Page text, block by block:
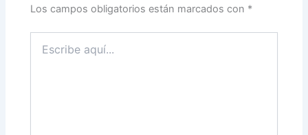
Los campos obligatorios están marcados con *
aquí...